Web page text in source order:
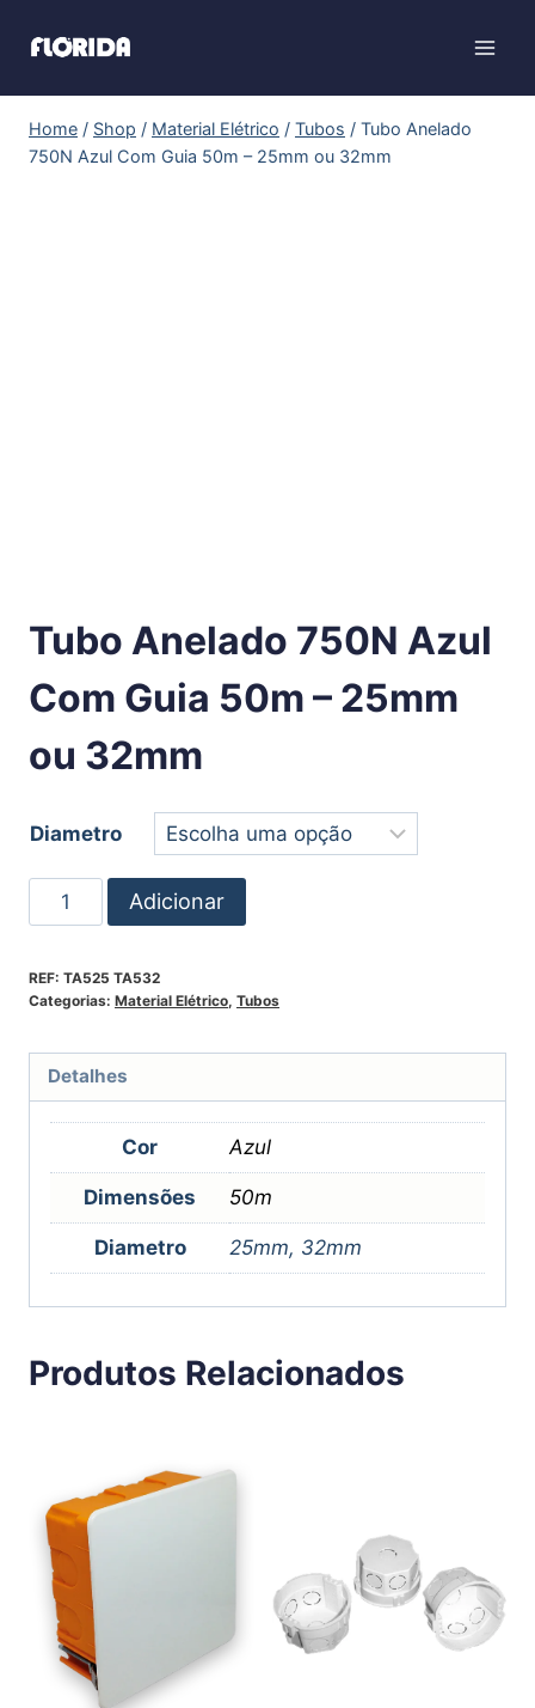
Home / Shop / Material Elétrico / Tubos / Tubo Anelado
750N Azul Com Guia 50m – 25mm ou 32mm
Tubo Anelado 750N Azul
Com Guia 50m – 25mm
ou 32mm
Diametro
Adicionar
REF: TA525 TA532
Categorias: Material Elétrico, Tubos
Detalhes
Cor Azul
Dimensões 50m
Diametro 25mm, 32mm
Produtos Relacionados